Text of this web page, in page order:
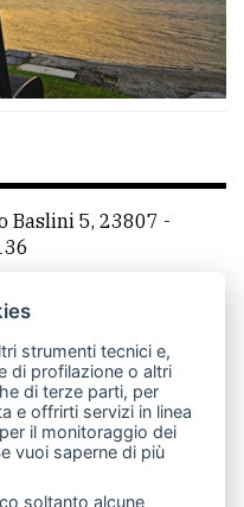
Baslini 5, 23807 -
CasateOnline
RSS
strumenti tecnici e,
di profilazione o altri
di terze parti, per
e offrirti servizi in linea
il monitoraggio dei
vuoi saperne di più
soltanto alcune